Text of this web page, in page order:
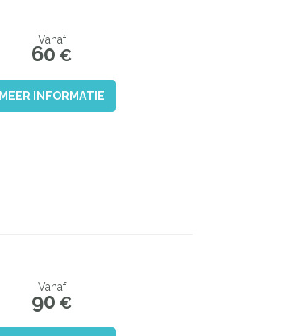
Vanaf
60 €
MEER INFORMATIE
Vanaf
90 €